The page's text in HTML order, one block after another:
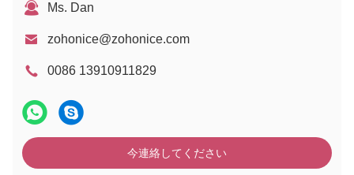
Ms. Dan
zohonice@zohonice.com
0086 13910911829
今連絡してください